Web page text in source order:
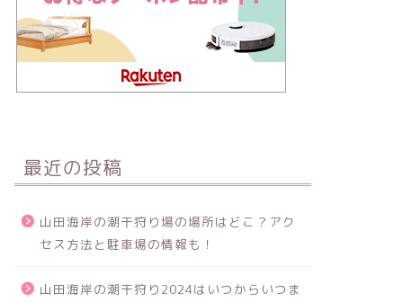
最近の投稿
山田海岸の潮干狩り場の場所はどこ？アク
セス方法と駐車場の情報も！
山田海岸の潮干狩り2024はいつからいつま